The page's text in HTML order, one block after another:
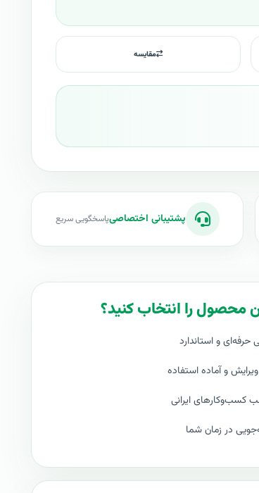
مقایسه
پشتیبانی اختصاصیپاسخگویی سریع
محصول را انتخاب کنید؟
حرفه‌ای و استاندارد
و آماده استفاده
کسب‌وکارهای ایرانی
در زمان شما